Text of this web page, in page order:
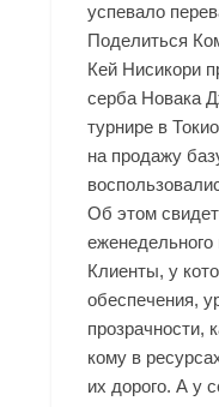
успевало
Поделиться
Кей Нисикори
серба Новака
турнире в
на продажу
Об этом
Клиенты, у
обеспечения,
прозрачности,
кому в
их дорого. А у